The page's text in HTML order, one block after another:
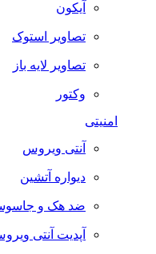
آیکون
تصاویر استوک
تصاویر لایه باز
وکتور
امنیتی
آنتی ویروس
دیواره آتشین
ضد هک و جاسوسی
آپدیت آنتی ویروس